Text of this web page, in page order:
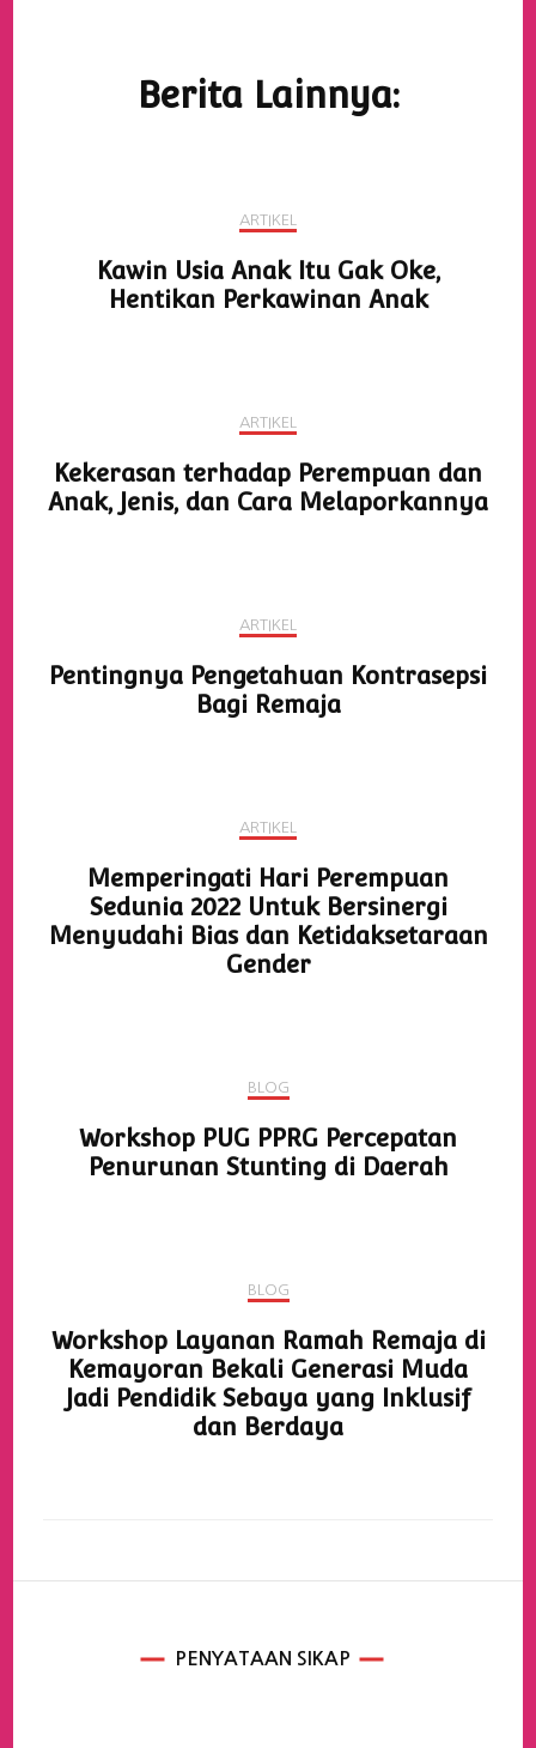
Berita Lainnya:
ARTIKEL
Kawin Usia Anak Itu Gak Oke,
Hentikan Perkawinan Anak
ARTIKEL
Kekerasan terhadap Perempuan dan
Anak, Jenis, dan Cara Melaporkannya
ARTIKEL
Pentingnya Pengetahuan Kontrasepsi
Bagi Remaja
ARTIKEL
Memperingati Hari Perempuan
Sedunia 2022 Untuk Bersinergi
Menyudahi Bias dan Ketidaksetaraan
Gender
BLOG
Workshop PUG PPRG Percepatan
Penurunan Stunting di Daerah
BLOG
Workshop Layanan Ramah Remaja di
Kemayoran Bekali Generasi Muda
Jadi Pendidik Sebaya yang Inklusif
dan Berdaya
PENYATAAN SIKAP